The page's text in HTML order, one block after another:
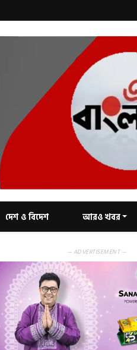
দেশ ও বিদেশ আরও খবর
— ADVERTISEMENT —